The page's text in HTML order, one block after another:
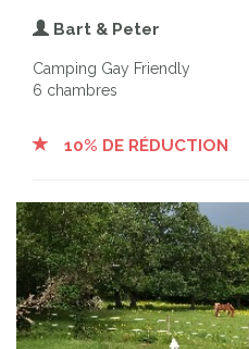
Bart & Peter
Camping Gay Friendly
6 chambres
10% DE RÉDUCTION